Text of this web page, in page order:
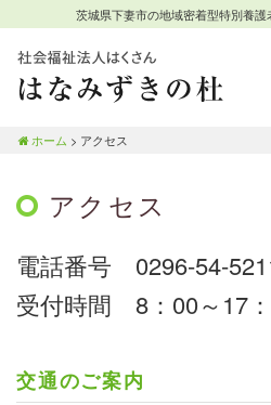
茨城県下妻市の地域密着型特別養
養護老人ホームはなみずきの杜
ホーム > アクセス
アクセス
電話番号 0296-54-
受付時間 8：00～17
交通のご案内